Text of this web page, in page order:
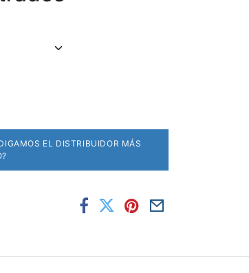
EL DISTRIBUIDOR MÁS